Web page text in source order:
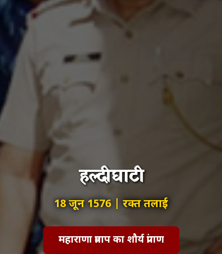
हल्दीघाटी
18 जून 1576 | रक्त तलाई
महाराणा प्रताप का शौर्य प्रांगण